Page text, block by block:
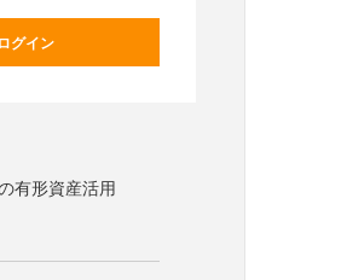
ログイン
有形資産活用